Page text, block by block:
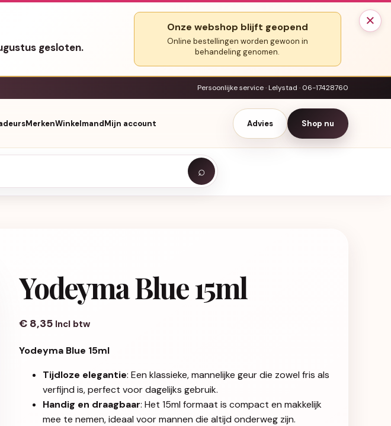
×
gesloten.
Onze webshop blijft geopend
Online bestellingen worden gewoon in
behandeling genomen.
Persoonlijke service · Lelystad · 06-17428760
MerkenWinkelmandMijn account Advies Shop nu
⌕
Yodeyma Blue 15ml
€8,35 Incl btw
Yodeyma Blue 15ml
Tijdloze elegantie: Een klassieke, mannelijke geur die zowel fris als
verfijnd is, perfect voor dagelijks gebruik.
Handig en draagbaar: Het 15ml formaat is compact en makkelijk
mee te nemen, ideaal voor mannen die altijd onderweg zijn.